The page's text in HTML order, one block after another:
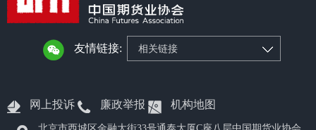
友情链接: 相关链接
网上投诉 廉政举报 机构地图